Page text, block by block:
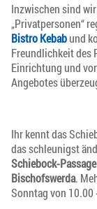
Inzwischen sind
„Privatpersonen“
Bistro Kebabund
Freundlichkeit des
Einrichtung und
Angebotes
Ihr kennt das
das schleunigst
Schiebock-Passage
Bischofswerda.
Sonntag von